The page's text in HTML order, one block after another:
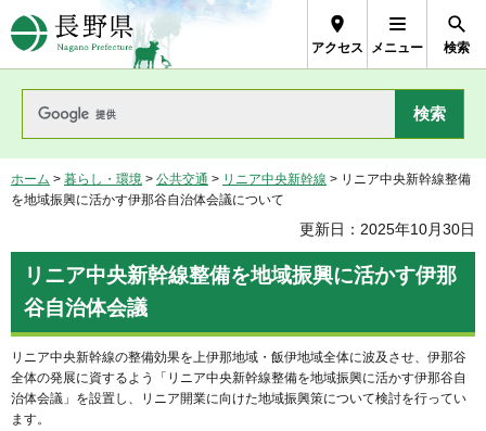
長野県Nagano Prefecture
アクセス メニュー 検索
ホーム > 暮らし・環境 > 公共交通 > リニア中央新幹線 > リニア中央新幹線整備
を地域振興に活かす伊那谷自治体会議について
更新日：2025年10月30日
リニア中央新幹線整備を地域振興に活かす伊那
谷自治体会議
リニア中央新幹線の整備効果を上伊那地域・飯伊地域全体に波及させ、伊那谷
全体の発展に資するよう「リニア中央新幹線整備を地域振興に活かす伊那谷自
治体会議」を設置し、リニア開業に向けた地域振興策について検討を行ってい
ます。